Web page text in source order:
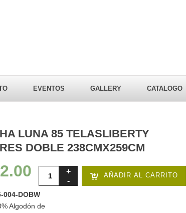
EVENTOS GALLERY CATALOGO
LUNA 85 TELASLIBERTY
DOBLE 238CMX259CM
AÑADIR AL CARRITO
004-DOBW
Algodón de